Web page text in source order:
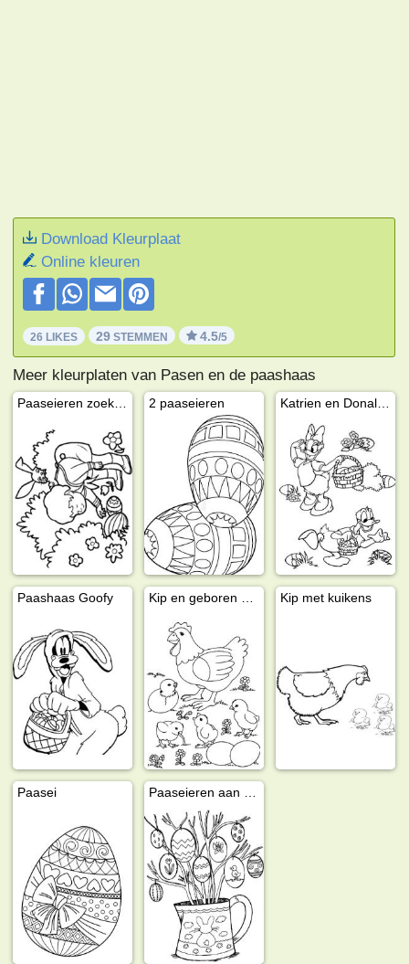
Download Kleurplaat
Online kleuren
26 LIKES 29 STEMMEN 4.5/5
Meer kleurplaten van Pasen en de paashaas
2 paaseieren
Paashaas Goofy Kip met kuikens
Paasei